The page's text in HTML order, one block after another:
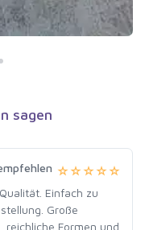
sagen
Einfach zu
Große
Formen und